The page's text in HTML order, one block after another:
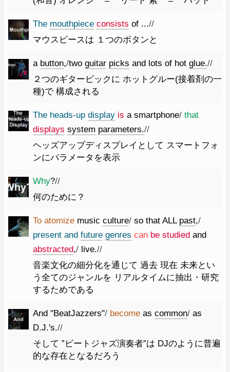
The mouthpiece consists of ...//
マウスピースは １つのボタンと
a button,/two guitar picks and lots of hot glue.//
２つのギターピックに ホットグルー(接着剤の一
種)で 構成される
The heads-up display is a smartphone/ that
displays system parameters.//
ヘッズアップディスプレイとして スマートフォ
ンにパラメータを表示
Why?//
何のために？
To atomize music culture/ so that ALL past,/
present and future genres can be studied and
abstracted,/ live.//
音楽文化の細分化を通じて 過去 現在 未来とい
う全てのジャンルを リアルタイムに抽出・研究
するためである
And "BeatJazzers"/ become as common/ as
D.J.'s.//
そして ”ビートジャズ演奏者”は DJのように普遍
的な存在となるだろう